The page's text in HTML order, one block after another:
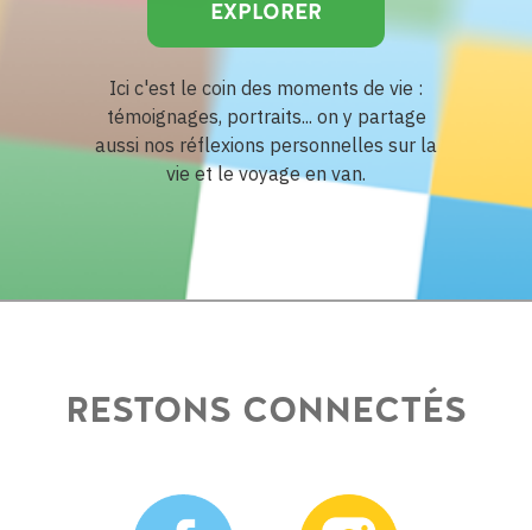
EXPLORER
Ici c'est le coin des moments de vie :
témoignages, portraits... on y partage
aussi nos réflexions personnelles sur la
vie et le voyage en van.
RESTONS CONNECTÉS